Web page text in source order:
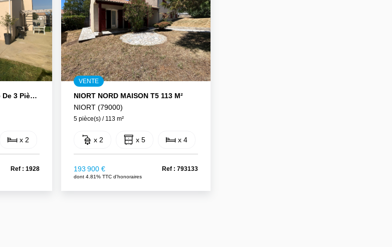
ECHIRE. Maison Récente De 3 Pièces De 70 M2.
x 2
Ref : 1928
VENTE
NIORT NORD MAISON T5 113 M²
NIORT (79000)
5 pièce(s) / 113 m²
x 2 x 5 x 4
193 900 €
dont 4.81% TTC d'honoraires
Ref : 793133